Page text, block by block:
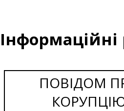
Інформаційні
ПОВІДОМ